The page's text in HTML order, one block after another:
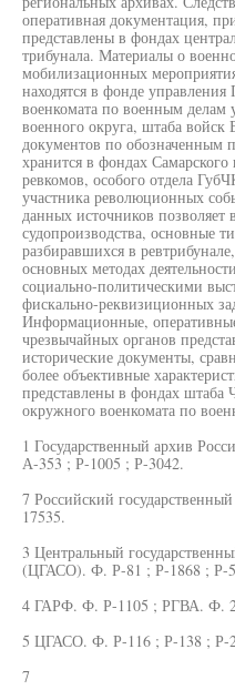
оперативная документация,
представлены в фондах
трибунала. Материалы о
мобилизационных
находятся в фонде
военкомата по военным делам
военного округа, штаба
документов по обозначенным
хранится в фондах
ревкомов, особого отдела
участника революционных
данных источников
судопроизводства, основные
разбиравшихся в
основных методах
социально-политическими
фискально-реквизиционных
Информационные,
чрезвычайных органов
исторические документы,
более объективные
представлены в фондах
окружного военкомата по
1 Государственный архив
А-353 ; Р-1005 ; Р-3042.
7 Российский
17535.
3 Центральный
(ЦГАСО). Ф. Р-81 ; Р-1868 ; Р-
4 ГАРФ. Ф. Р-1105 ; РГВА. Ф.
5 ЦГАСО. Ф. Р-116 ; Р-138 ; Р-
7